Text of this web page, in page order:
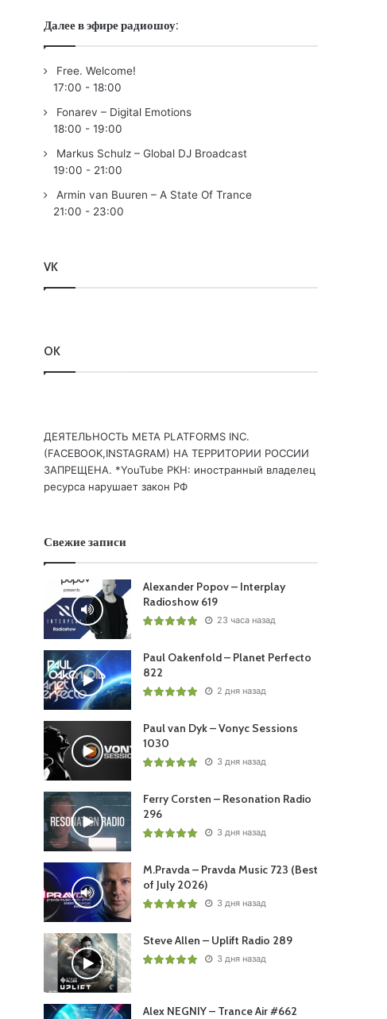
Далее в эфире радиошоу:
Free. Welcome!
17:00 -18:00
Fonarev – Digital Emotions
18:00 -19:00
Markus Schulz – Global DJ Broadcast
19:00 - 21:00
Armin van Buuren – A State Of Trance
21:00 - 23:00
VK
OK
ДЕЯТЕЛЬНОСТЬ МЕТА PLATFORMS INC.
(FACEBOOK,INSTAGRAM) НА ТЕРРИТОРИИ РОССИИ
ЗАПРЕЩЕНА. *YouTube РКН: иностранный владелец
ресурса нарушает закон РФ
Свежие записи
Alexander Popov – Interplay
Radioshow 619
23 часа назад
Paul Oakenfold – Planet Perfecto
822
2 дня назад
Paul van Dyk – Vonyc Sessions
1030
3 дня назад
Ferry Corsten – Resonation Radio
296
3 дня назад
M.Pravda – Pravda Music 723 (Best
of July 2026)
3 дня назад
Steve Allen – Uplift Radio 289
3 дня назад
Alex NEGNIY – Trance Air #662